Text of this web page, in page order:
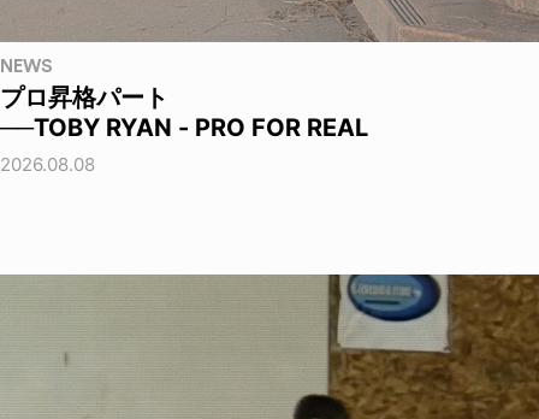
NEWS
プロ昇格パート
──TOBY RYAN - PRO FOR REAL
2026.08.08